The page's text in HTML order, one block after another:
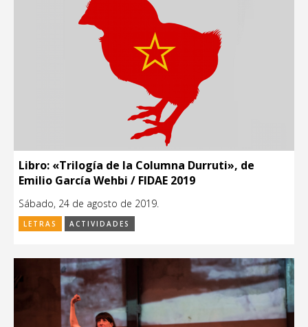
Libro: «Trilogía de la Columna Durruti», de
Emilio García Wehbi / FIDAE 2019
Sábado, 24 de agosto de 2019.
LETRAS ACTIVIDADES